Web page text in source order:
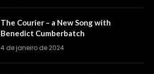
The Courier – a New Song with
Benedict Cumberbatch
4 de janeiro de 2024